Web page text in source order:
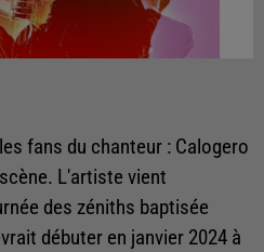
fans du chanteur : Calogero
L'artiste vient
des zéniths baptisée
débuter en janvier 2024 à